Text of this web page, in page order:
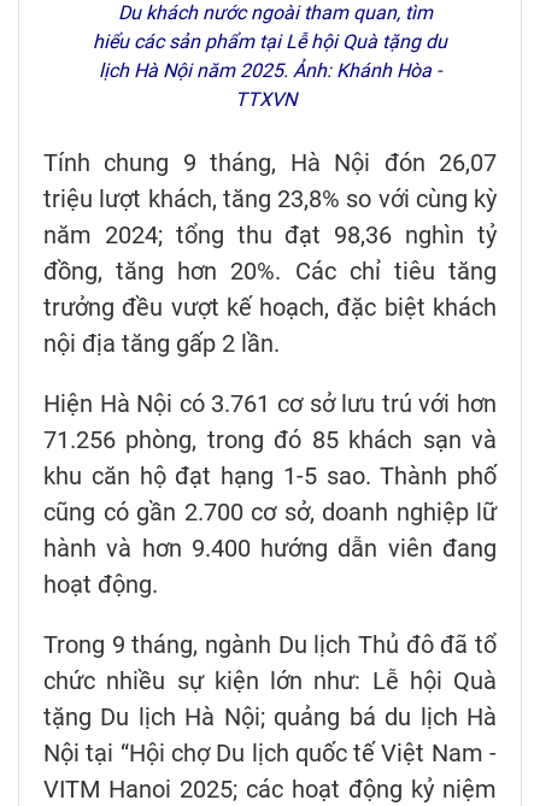
Du khách nước ngoài tham quan, tìm
hiểu các sản phẩm tạiLễ hội Quà tặng du
lịch Hà Nội năm 2025. Ảnh: Khánh Hòa -
TTXVN
Tính chung 9 tháng, Hà Nội đón 26,07
triệu lượt khách, tăng 23,8% so với cùng kỳ
năm 2024; tổng thu đạt 98,36 nghìn tỷ
đồng, tăng hơn 20%. Các chỉ tiêu tăng
trưởng đều vượt kế hoạch, đặc biệt khách
nội địa tăng gấp 2 lần.
Hiện Hà Nội có 3.761 cơ sở lưu trú với hơn
71.256 phòng, trong đó 85 khách sạn và
khu căn hộ đạt hạng 1-5 sao. Thành phố
cũng có gần 2.700 cơ sở, doanh nghiệp lữ
hành và hơn 9.400 hướng dẫn viên đang
hoạt động.
Trong 9 tháng, ngành Du lịch Thủ đô đã tổ
chức nhiều sự kiện lớn như: Lễ hội Quà
tặng Du lịch Hà Nội; quảng bá du lịch Hà
Nội tại “Hội chợ Du lịch quốc tế Việt Nam -
VITM Hanoi 2025; các hoạt động kỷ niệm